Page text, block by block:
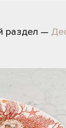
раздел —